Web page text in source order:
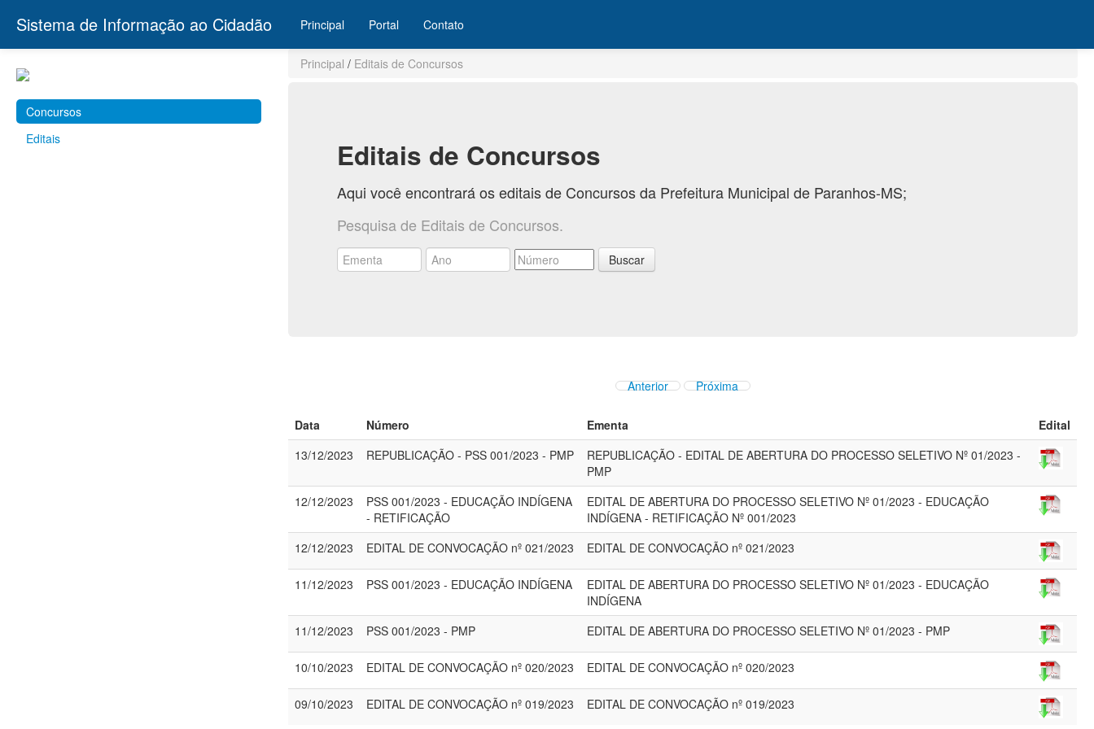
Sistema de Informação ao Cidadão Principal Portal Contato
Concursos
Editais
Principal / Editais de Concursos
Editais de Concursos
Aqui você encontrará os editais de Concursos da Prefeitura Municipal de Paranhos-MS;
Pesquisa de Editais de Concursos.
Buscar
Anterior Próxima
Data Número Ementa
Edital
13/12/2023
REPUBLICAÇÃO - PSS 001/2023 - PMP
REPUBLICAÇÃO - EDITAL DE ABERTURA DO PROCESSO SELETIVO Nº 01/2023 -
PMP
12/12/2023
PSS 001/2023 - EDUCAÇÃO INDÍGENA
- RETIFICAÇÃO
EDITAL DE ABERTURA DO PROCESSO SELETIVO Nº 01/2023 - EDUCAÇÃO
INDÍGENA - RETIFICAÇÃO Nº 001/2023
12/12/2023
EDITAL DE CONVOCAÇÃO nº 021/2023 EDITAL DE CONVOCAÇÃO nº 021/2023
11/12/2023 PSS 001/2023 - EDUCAÇÃO INDÍGENA
EDITAL DE ABERTURA DO PROCESSO SELETIVO Nº 01/2023 - EDUCAÇÃO
INDÍGENA
11/12/2023
PSS 001/2023 - PMP EDITAL DE ABERTURA DO PROCESSO SELETIVO Nº 01/2023 - PMP
10/10/2023 EDITAL DE CONVOCAÇÃO nº 020/2023 EDITAL DE CONVOCAÇÃO nº 020/2023
09/10/2023 EDITAL DE CONVOCAÇÃO nº 019/2023 EDITAL DE CONVOCAÇÃO nº 019/2023